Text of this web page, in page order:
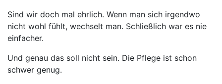
Sind wir doch mal ehrlich. Wenn man sich irgendwo
nicht wohl fühlt, wechselt man. Schließlich war es nie
einfacher.
Und genau das soll nicht sein. Die Pflege ist schon
schwer genug.